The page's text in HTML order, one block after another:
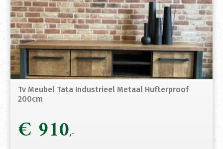
Tv Meubel Tata Industrieel Metaal Hufterproof
200cm
€ 910